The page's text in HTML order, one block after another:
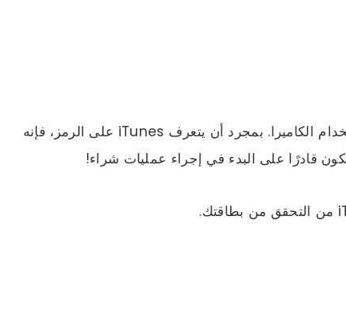
الآن امسح ظهر بطاقة الهدايا باستخدام الكاميرا. بمجرد أن يتعرف iTunes على الرمز، فإنه
قادرًا على البدء في إجراء عمليات شراء!